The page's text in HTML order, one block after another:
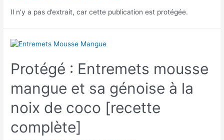
Il n’y a pas d’extrait, car cette publication est protégée.
Protégé : Entremets mousse
mangue et sa génoise à la
noix de coco [recette
complète]